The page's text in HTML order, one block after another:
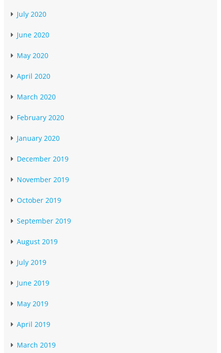
July 2020
June 2020
May 2020
April 2020
March 2020
February 2020
January 2020
December 2019
November 2019
October 2019
September 2019
August 2019
July 2019
June 2019
May 2019
April 2019
March 2019